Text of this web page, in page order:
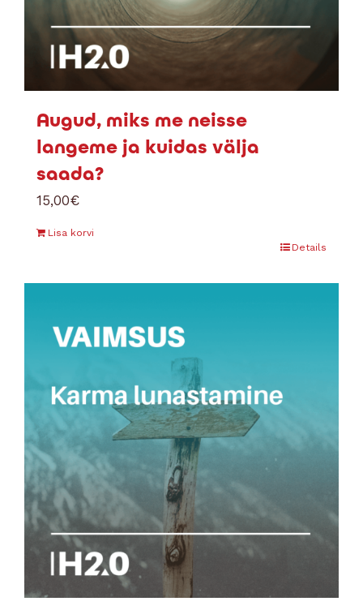
Augud, miks me neisse
langeme ja kuidas välja
saada?
15,00€
Lisa korvi
Details